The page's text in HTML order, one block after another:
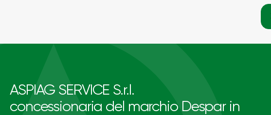
ASPIAG SERVICE S.r.l.
concessionaria del marchio Despar in